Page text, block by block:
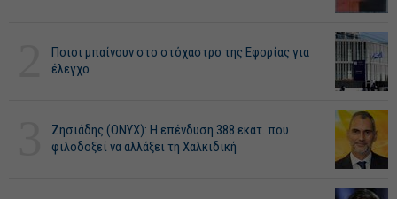
Ποιοι μπαίνουν στο στόχαστρο της Εφορίας για
έλεγχο
Ζησιάδης (ONYX): Η επένδυση 388 εκατ. που
φιλοδοξεί να αλλάξει τη Χαλκιδική